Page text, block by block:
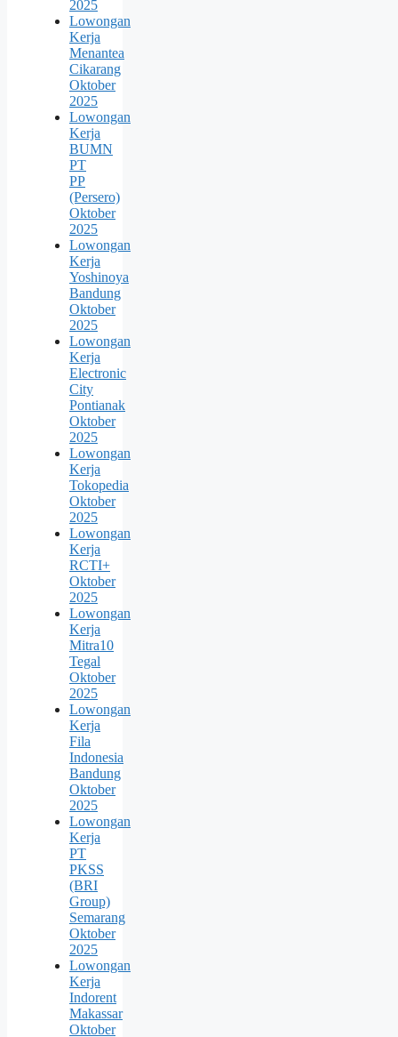
2025
Lowongan
Kerja
Menantea
Cikarang
Oktober
2025
Lowongan
Kerja
BUMN
PT
PP
(Persero)
Oktober
2025
Lowongan
Kerja
Yoshinoya
Bandung
Oktober
2025
Lowongan
Kerja
Electronic
City
Pontianak
Oktober
2025
Lowongan
Kerja
Tokopedia
Oktober
2025
Lowongan
Kerja
RCTI+
Oktober
2025
Lowongan
Kerja
Mitra10
Tegal
Oktober
2025
Lowongan
Kerja
Fila
Indonesia
Bandung
Oktober
2025
Lowongan
Kerja
PT
PKSS
(BRI
Group)
Semarang
Oktober
2025
Lowongan
Kerja
Indorent
Makassar
Oktober